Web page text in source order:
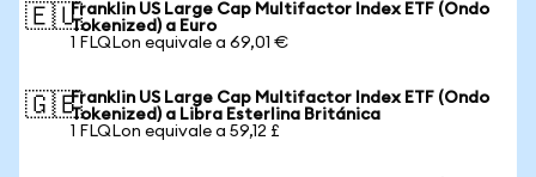
🇪🇺Franklin US Large Cap Multifactor Index ETF (Ondo
Tokenized) a Euro
1 FLQLon equivale a 69,01 €
🇬🇧Franklin US Large Cap Multifactor Index ETF (Ondo
Tokenized) a Libra Esterlina Británica
1 FLQLon equivale a 59,12 £